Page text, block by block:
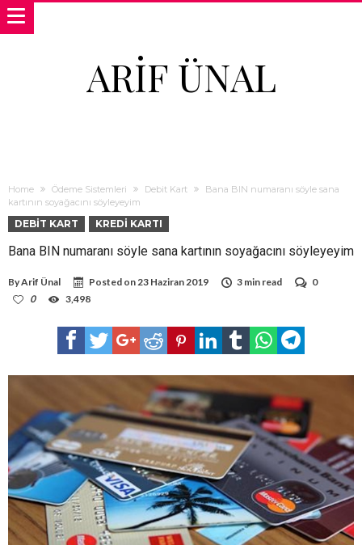
ARIF ÜNAL
Home Ödeme Sistemleri Debit Kart
Bana BIN numaranı söyle sana
kartının soyağacını söyleyeyim
DEBIT KART KREDI KARTI
Bana BIN numaranı söyle sana kartının soyağacını söyleyeyim
ByArif Ünal Posted on23 Haziran 2019 3 min read
0
0
3,498